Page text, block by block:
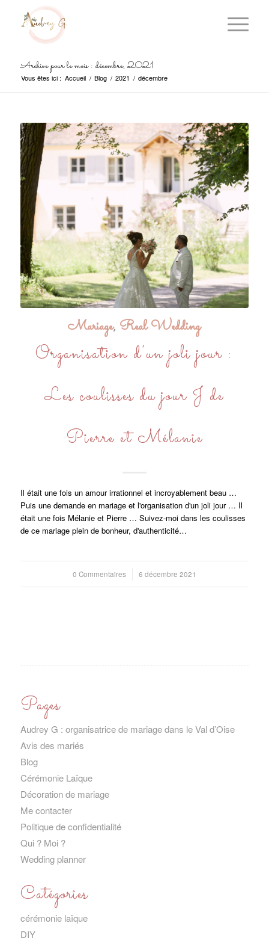
Archive pour le mois : décembre, 2021
Vous êtes ici : Accueil / Blog / 2021 / décembre
Mariage, Real Wedding
Organisation d’un joli jour :
Les coulisses du jour J de
Pierre et Mélanie
Il était une fois un amour irrationnel et incroyablement beau …
Puis une demande en mariage et l'organisation d'un joli jour … Il
était une fois Mélanie et Pierre … Suivez-moi dans les coulisses
de ce mariage plein de bonheur, d'authenticité…
0 Commentaires
/ 6 décembre 2021
Pages
Audrey G : organisatrice de mariage dans le Val d’Oise
Avis des mariés
Blog
Cérémonie Laïque
Décoration de mariage
Me contacter
Politique de confidentialité
Qui ? Moi ?
Wedding planner
Catégories
cérémonie laïque
DIY